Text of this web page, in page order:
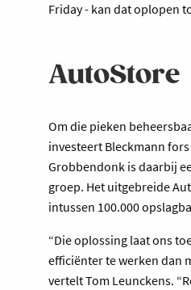
Friday - kan dat oplopen
AutoStore
Om die pieken
investeert Bleckmann
Grobbendonk is daarbij
groep. Het uitgebreide
intussen 100.000
“Die oplossing laat ons
efficiënter te werken dan
vertelt Tom Leunckens.